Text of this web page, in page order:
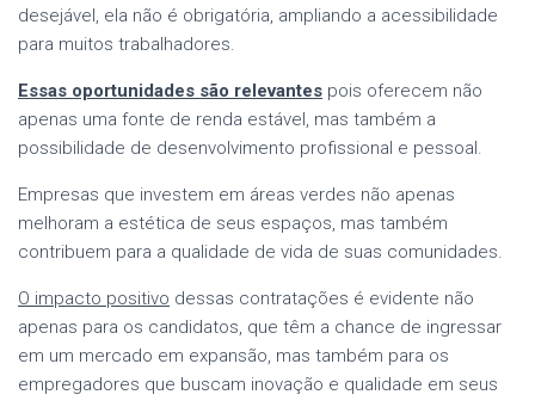
desejável, ela não é obrigatória, ampliando a acessibilidade
para muitos trabalhadores.
Essas oportunidades são relevantes pois oferecem não
apenas uma fonte de renda estável, mas também a
possibilidade de desenvolvimento profissional e pessoal.
Empresas que investem em áreas verdes não apenas
melhoram a estética de seus espaços, mas também
contribuem para a qualidade de vida de suas comunidades.
O impacto positivo dessas contratações é evidente não
apenas para os candidatos, que têm a chance de ingressar
em um mercado em expansão, mas também para os
empregadores que buscam inovação e qualidade em seus